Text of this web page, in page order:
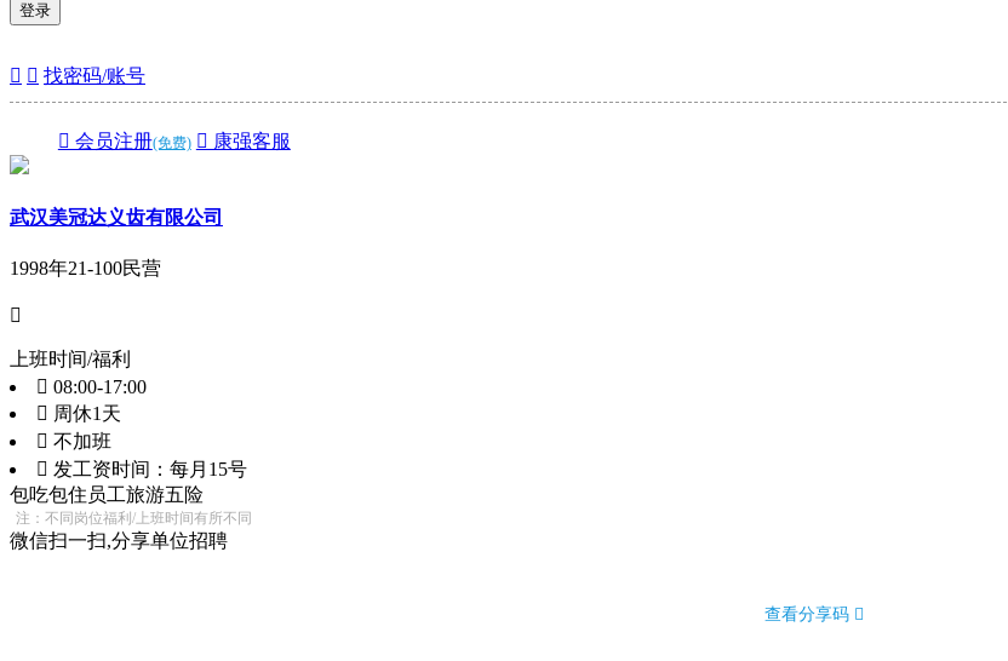
登录
  找密码/账号
 会员注册(免费)  康强客服
武汉美冠达义齿有限公司
1998年21-100民营

上班时间/福利
 08:00-17:00
 周休1天
 不加班
 发工资时间：每月15号
包吃包住 员工旅游五险
注：不同岗位福利/上班时间有所不同
微信扫一扫,分享单位招聘
查看分享码 